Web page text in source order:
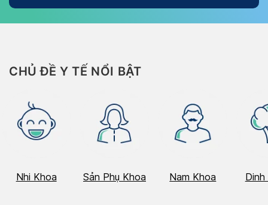
CHỦ ĐỀ Y TẾ NỔI BẬT
Nhi Khoa Sản Phụ Khoa Nam Khoa Dinh